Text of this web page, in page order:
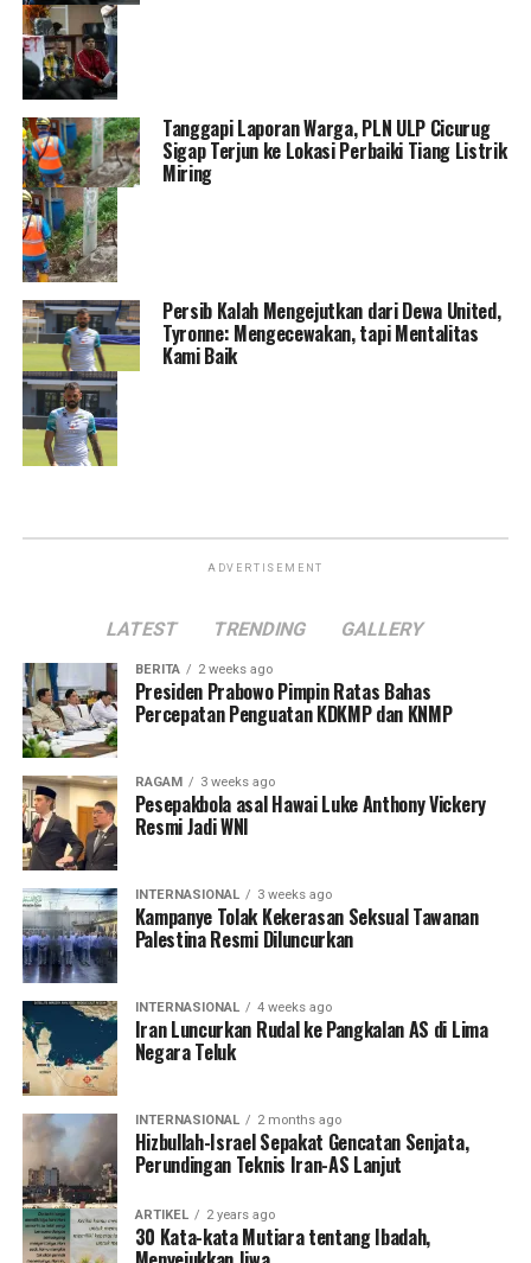
Tanggapi Laporan Warga, PLN ULP Cicurug
Sigap Terjun ke Lokasi Perbaiki Tiang Listrik
Miring
Persib Kalah Mengejutkan dari Dewa United,
Tyronne: Mengecewakan, tapi Mentalitas
Kami Baik
ADVERTISEMENT
LATEST TRENDING GALLERY
BERITA 2 weeks ago
Presiden Prabowo Pimpin Ratas Bahas
Percepatan Penguatan KDKMP dan KNMP
RAGAM 3 weeks ago
Pesepakbola asal Hawai Luke Anthony Vickery
Resmi Jadi WNI
INTERNASIONAL 3 weeks ago
Kampanye Tolak Kekerasan Seksual Tawanan
Palestina Resmi Diluncurkan
INTERNASIONAL 4 weeks ago
Iran Luncurkan Rudal ke Pangkalan AS di Lima
Negara Teluk
INTERNASIONAL 2 months ago
Hizbullah-Israel Sepakat Gencatan Senjata,
Perundingan Teknis Iran-AS Lanjut
ARTIKEL 2 years ago
30 Kata-kata Mutiara tentang Ibadah,